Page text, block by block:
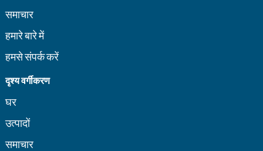
समाचार
हमारे बारे में
हमसे संपर्क करें
दृश्य वर्गीकरण
घर
उत्पादों
समाचार